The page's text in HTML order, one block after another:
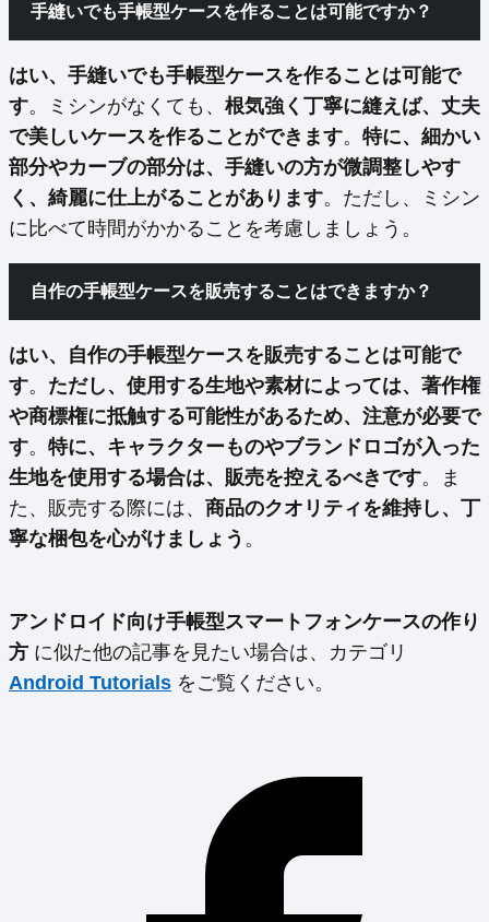
手縫いでも手帳型ケースを作ることは可能ですか？
はい、手縫いでも手帳型ケースを作ることは可能で
す。ミシンがなくても、 根気強く丁寧に縫えば、丈夫
で美しいケースを作ることができます。 特に、細かい
部分やカーブの部分は、手縫いの方が微調整しやす
く、綺麗に仕上がることがあります。ただし、ミシン
に比べて時間がかかることを考慮しましょう。
自作の手帳型ケースを販売することはできますか？
はい、自作の手帳型ケースを販売することは可能で
す。 ただし、使用する生地や素材によっては、著作権
や商標権に抵触する可能性があるため、注意が必要で
す。 特に、キャラクターものやブランドロゴが入った
生地を使用する場合は、販売を控えるべきです。ま
た、販売する際には、 商品のクオリティを維持し、丁
寧な梱包を心がけましょう 。
アンドロイド向け手帳型スマートフォンケースの作り
方 に似た他の記事を見たい場合は、カテゴリ
Android Tutorials をご覧ください。